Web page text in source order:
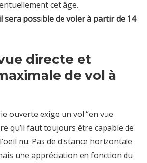
cet âge.
sera possible de voler à partir de 14
directe et
de vol à
ouverte exige un vol “en vue
qu’il faut toujours être capable de
nu. Pas de distance horizontale
une appréciation en fonction du